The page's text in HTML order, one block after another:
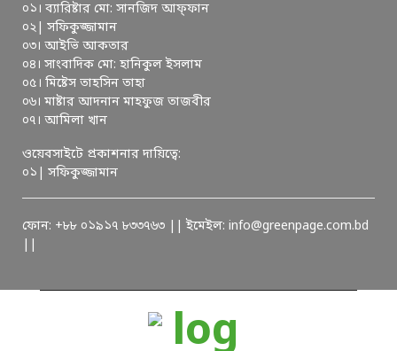
০১। ব্যারিষ্টার মো: সানজিদ আফ্ফান
০২| সফিকুজ্জামান
০৩। আইভি আকতার
০৪। সাংবাদিক মো: হানিকুল ইসলাম
০৫। মিষ্টেস তাহসিন তাহা
০৬। মাষ্টার আদনান মাহফুজ তাজবীর
০৭। আমিলা খান
ওয়েবসাইটে প্রকাশনার দায়িত্বে:
০১| সফিকুজ্জামান
ফোন: +৮৮ ০১৯১৭ ৮৩৩৭৬৩ || ইমেইল: info@greenpage.com.bd